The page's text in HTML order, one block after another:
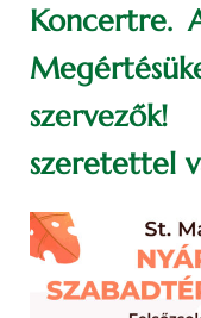
Koncertre.
szeretettel